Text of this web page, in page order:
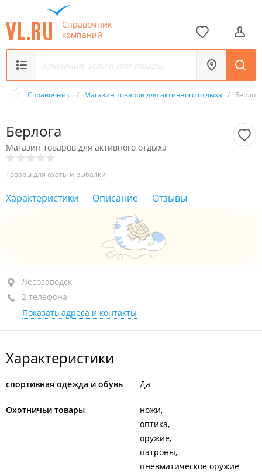
Справочник
компаний
/ Справочник / Магазин товаров для активного отдыха / Берлога
Берлога
Магазин товаров для активного отдыха
Товары для охоты и рыбалки
Характеристики Описание Отзывы
Лесозаводск, ул. 9 Января, 67
+7 908 998-81-48
сегодня закрыто
Лесозаводск
2 телефона
Показать адреса и контакты
Характеристики
спортивная одежда и обувь Да
Охотничьи товары
ножи
оптика
оружие
патроны
пневматическое оружие